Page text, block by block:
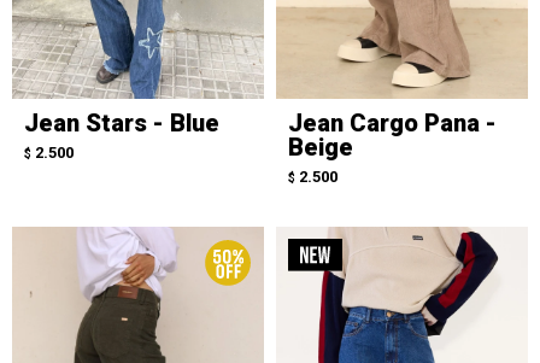
Jean Stars - Blue
$ 2.500
Jean Cargo Pana -
Beige
$ 2.500